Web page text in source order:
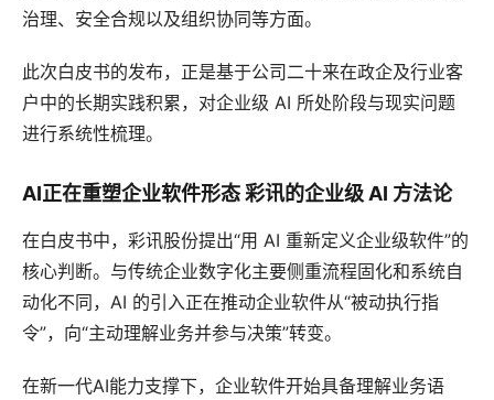
治理、安全合规以及组织协同等方面。
此次白皮书的发布，正是基于公司二十来在政企及行业客
户中的长期实践积累，对企业级 AI 所处阶段与现实问题
进行系统性梳理。
AI正在重塑企业软件形态 彩讯的企业级 AI 方法论
在白皮书中，彩讯股份提出“用 AI 重新定义企业级软件”的
核心判断。与传统企业数字化主要侧重流程固化和系统自
动化不同，AI 的引入正在推动企业软件从“被动执行指
令”，向“主动理解业务并参与决策”转变。
在新一代AI能力支撑下，企业软件开始具备理解业务语